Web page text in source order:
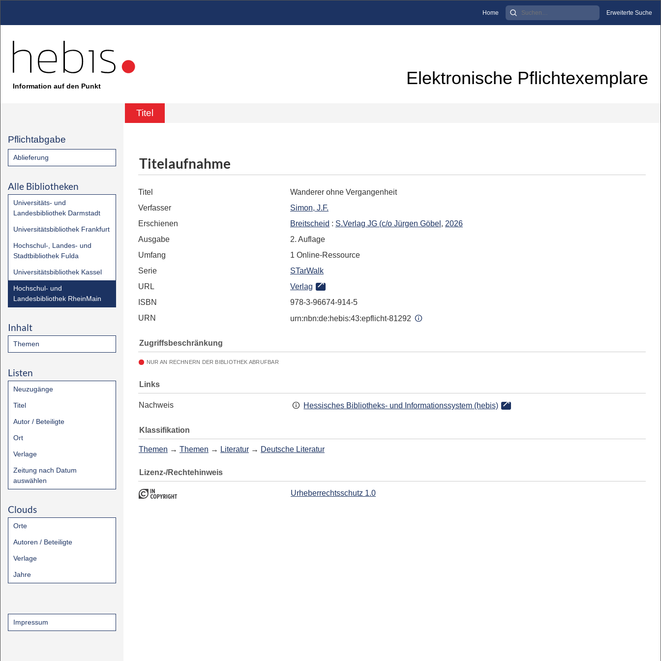
Home Erweiterte Suche
Information auf den Punkt Elektronische Pflichtexemplare
Titel
Pflichtabgabe
Ablieferung
Alle Bibliotheken
Universitäts- und
Landesbibliothek Darmstadt
Universitätsbibliothek Frankfurt
Hochschul-, Landes- und
Stadtbibliothek Fulda
Universitätsbibliothek Kassel
Hochschul- und
Landesbibliothek RheinMain
Inhalt
Themen
Listen
Neuzugänge
Titel
Autor / Beteiligte
Ort
Verlage
Zeitung nach Datum
auswählen
Clouds
Orte
Autoren / Beteiligte
Verlage
Jahre
Impressum
Titelaufnahme
Titel
Wanderer ohne Vergangenheit
Verfasser
Simon, J.F.
Erschienen
Breitscheid : S.Verlag JG (c/o Jürgen Göbel , 2026
Ausgabe
2. Auflage
Umfang
1 Online-Ressource
Serie
STarWalk
URL
Verlag
ISBN
978-3-96674-914-5
URN
urn:nbn:de:hebis:43:epflicht-81292
Zugriffsbeschränkung
NUR AN RECHNERN DER BIBLIOTHEK ABRUFBAR
Links
Nachweis Hessisches Bibliotheks- und Informationssystem (hebis)
Klassifikation
Themen → Themen → Literatur → Deutsche Literatur
Lizenz-/Rechtehinweis
Urheberrechtsschutz 1.0